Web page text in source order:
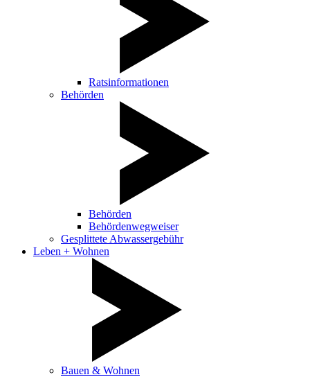
Ratsinformationen
Behörden
Behörden
Behördenwegweiser
Gesplittete Abwassergebühr
Leben + Wohnen
Bauen & Wohnen